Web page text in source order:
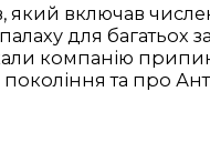
який включав
для
компанію
та про